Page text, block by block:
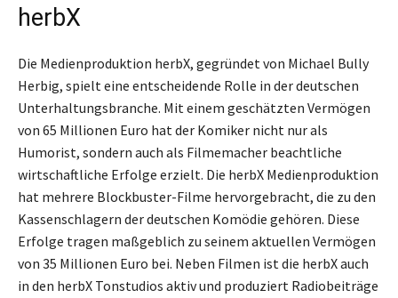
herbX
Die Medienproduktion herbX, gegründet von Michael Bully
Herbig, spielt eine entscheidende Rolle in der deutschen
Unterhaltungsbranche. Mit einem geschätzten Vermögen
von 65 Millionen Euro hat der Komiker nicht nur als
Humorist, sondern auch als Filmemacher beachtliche
wirtschaftliche Erfolge erzielt. Die herbX Medienproduktion
hat mehrere Blockbuster-Filme hervorgebracht, die zu den
Kassenschlagern der deutschen Komödie gehören. Diese
Erfolge tragen maßgeblich zu seinem aktuellen Vermögen
von 35 Millionen Euro bei. Neben Filmen ist die herbX auch
in den herbX Tonstudios aktiv und produziert Radiobeiträge